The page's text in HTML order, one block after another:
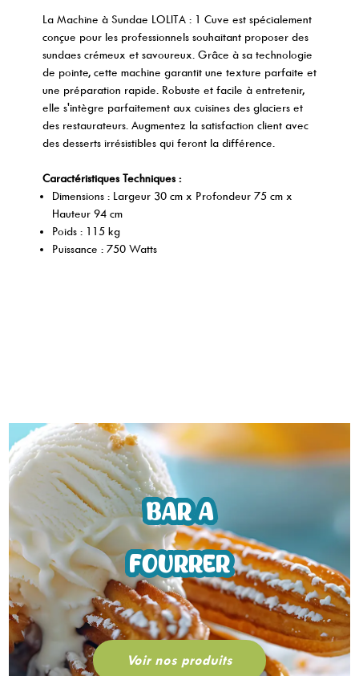
La Machine à Sundae LOLITA : 1 Cuve est spécialement
conçue pour les professionnels souhaitant proposer des
sundaes crémeux et savoureux. Grâce à sa technologie
de pointe, cette machine garantit une texture parfaite et
une préparation rapide. Robuste et facile à entretenir,
elle s'intègre parfaitement aux cuisines des glaciers et
des restaurateurs. Augmentez la satisfaction client avec
des desserts irrésistibles qui feront la différence.
Caractéristiques Techniques :
Dimensions : Largeur 30 cm x Profondeur 75 cm x
Hauteur 94 cm
Poids : 115 kg
Puissance : 750 Watts
BAR A
FOURRER
Voir nos produits